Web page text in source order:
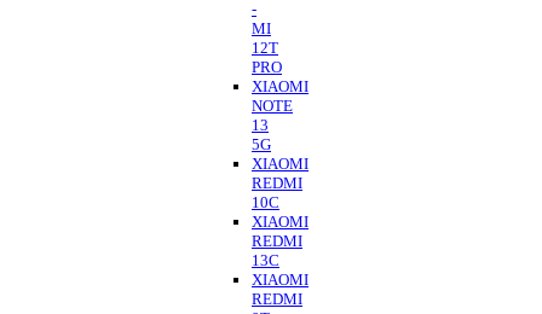
-
MI
12T
PRO
XIAOMI
NOTE
13
5G
XIAOMI
REDMI
10C
XIAOMI
REDMI
13C
XIAOMI
REDMI